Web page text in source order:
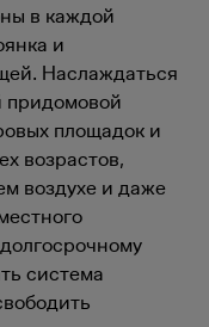
в каждой
и
Наслаждаться
придомовой
площадок и
возрастов,
воздухе и даже
система